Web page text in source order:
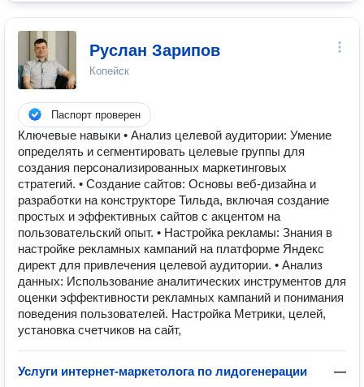
Руслан Зарипов
Копейск
Паспорт проверен
Ключевые навыки • Анализ целевой аудитории: Умение
определять и сегментировать целевые группы для
создания персонализированных маркетинговых
стратегий. • Создание сайтов: Основы веб-дизайна и
разработки на конструкторе Тильда, включая создание
простых и эффективных сайтов с акцентом на
пользовательский опыт. • Настройка рекламы: Знания в
настройке рекламных кампаний на платформе Яндекс
директ для привлечения целевой аудитории. • Анализ
данных: Использование аналитических инструментов для
оценки эффективности рекламных кампаний и понимания
поведения пользователей. Настройка Метрики, целей,
установка счетчиков на сайт,
Услуги интернет-маркетолога по лидогенерации —